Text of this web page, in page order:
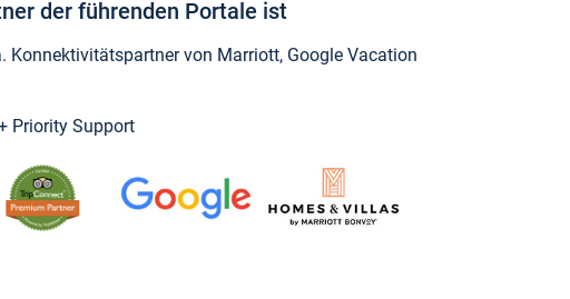
der führenden Portale ist
Konnektivitätspartner von Marriott, Google Vacation
Priority Support